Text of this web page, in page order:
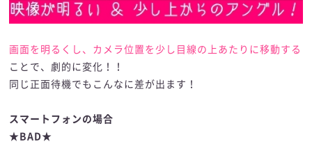
画面を明るくし、カメラ位置を少し目線の上あたりに移動する
ことで、劇的に変化！！
同じ正面待機でもこんなに差が出ます！
スマートフォンの場合
★BAD★